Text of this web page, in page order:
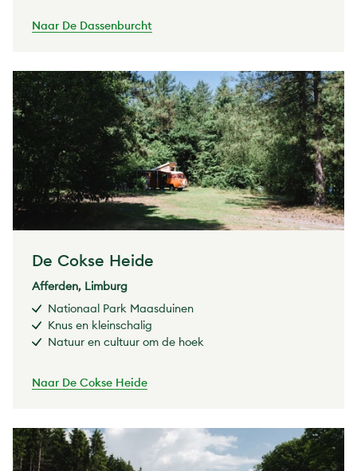
Naar De Dassenburcht
De Cokse Heide
Afferden, Limburg
Nationaal Park Maasduinen
Knus en kleinschalig
Natuur en cultuur om de hoek
Naar De Cokse Heide